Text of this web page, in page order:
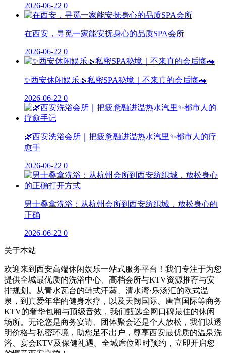
2026-06-22 0
在西安，寻觅一家能安抚身心的品质SPA会所
2026-06-22 0
✨西安休闲娱乐🌿私密SPA秘境｜不来真的会后悔🚗
2026-06-22 0
🌿西安洗浴会所｜把疲惫融进温热水汽里✨都市人的疗
愈手
2026-06-22 0
男士桑拿洗浴：从杭州会所到西安纺织城，放松身心的
正确
2026-06-22 0
关于本站
欢迎来到西安高端休闲娱乐一站式服务平台！我们专注于为您
提供全城最优质的洗浴中心、高档会所与KTV资源推荐与安
排规划。从青水瓦台的韩式汗蒸、清水湾·乐汤汇的欧式温
泉，到真爱年华的健身水疗，以及天阙国际、唐宫国际等商务
KTV的奢华包厢与顶级音效，我们甄选全网口碑最佳的休闲
场所。无论您是商务宴请、团体聚会还是个人放松，我们以透
明价格与私密环境，助您足不出户，尊享西安最优质的温泉洗
浴、宴会KTV及保健礼遇。全城席位即时预约，立即开启您